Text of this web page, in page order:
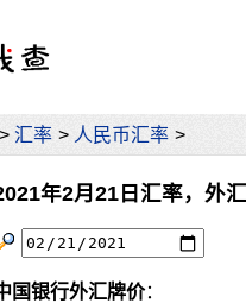
> 汇率 > 人民币汇率 >
年2月21日汇率，外
国银行外汇牌价：